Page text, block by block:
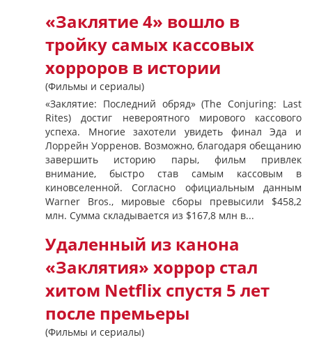
«Заклятие 4» вошло в
тройку самых кассовых
хорроров в истории
(Фильмы и сериалы)
«Заклятие: Последний обряд» (The Conjuring: Last
Rites) достиг невероятного мирового кассового
успеха. Многие захотели увидеть финал Эда и
Лоррейн Уорренов. Возможно, благодаря обещанию
завершить историю пары, фильм привлек
внимание, быстро став самым кассовым в
киновселенной. Согласно официальным данным
Warner Bros., мировые сборы превысили $458,2
млн. Сумма складывается из $167,8 млн в...
Удаленный из канона
«Заклятия» хоррор стал
хитом Netflix спустя 5 лет
после премьеры
(Фильмы и сериалы)